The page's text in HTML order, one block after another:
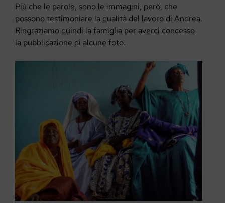
Più che le parole, sono le immagini, però, che
possono testimoniare la qualità del lavoro di Andrea.
Ringraziamo quindi la famiglia per averci concesso
la pubblicazione di alcune foto.